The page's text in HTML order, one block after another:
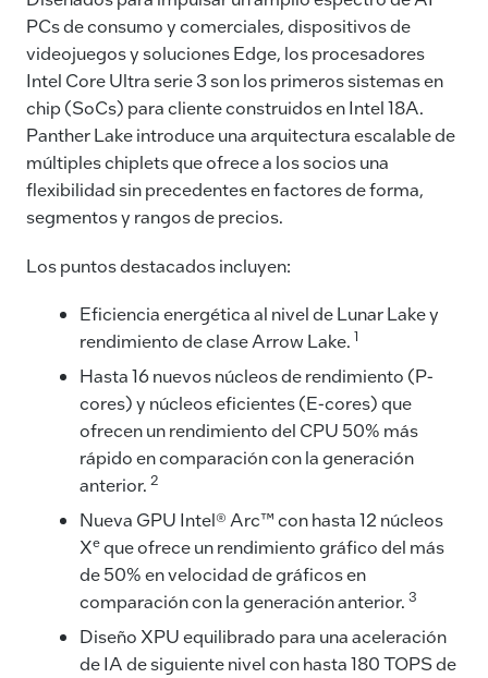
PCs de consumo y comerciales, dispositivos de
videojuegos y soluciones Edge, los procesadores
Intel Core Ultra serie 3 son los primeros sistemas en
chip (SoCs) para cliente construidos en Intel 18A.
Panther Lake introduce una arquitectura escalable de
múltiples chiplets que ofrece a los socios una
flexibilidad sin precedentes en factores de forma,
segmentos y rangos de precios.
Los puntos destacados incluyen:
Eficiencia energética al nivel de Lunar Lake y
rendimiento de clase Arrow Lake. 1
Hasta 16 nuevos núcleos de rendimiento (P-
cores) y núcleos eficientes (E-cores) que
ofrecen un rendimiento del CPU 50% más
rápido en comparación con la generación
anterior. 2
Nueva GPU Intel® Arc™ con hasta 12 núcleos
Xeque ofrece un rendimiento gráfico del más
de 50% en velocidad de gráficos en
comparación con la generación anterior. 3
Diseño XPU equilibrado para una aceleración
de IA de siguiente nivel con hasta 180 TOPS de